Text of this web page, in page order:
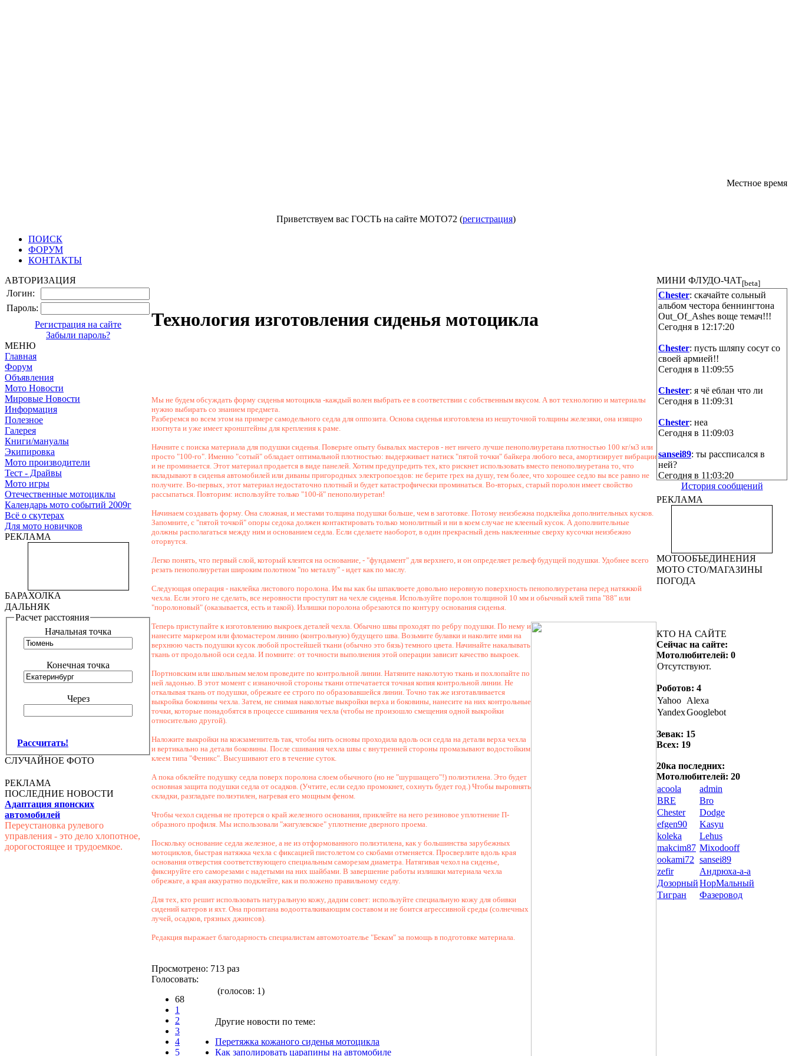
Местное время
Приветствуем вас ГОСТЬ на сайте МОТО72 (регистрация)
ПОИСК
ФОРУМ
КОНТАКТЫ
АВТОРИЗАЦИЯ
Логин:
Пароль:
Регистрация на сайте
Забыли пароль?
МЕНЮ
Главная
Форум
Объявления
Мото Новости
Мировые Новости
Информация
Полезное
Галерея
Книги/мануалы
Экипировка
Мото производители
Тест - Драйвы
Мото игры
Отечественные мотоциклы
Календарь мото событий 2009г
Всё о скутерах
Для мото новичков
РЕКЛАМА
БАРАХОЛКА
ДАЛЬНЯК
Расчет расстояния
Начальная точка
Конечная точка
Через
Рассчитать!
СЛУЧАЙНОЕ ФОТО
РЕКЛАМА
ПОСЛЕДНИЕ НОВОСТИ
Адаптация японских
автомобилей
Переустановка рулевого
управления - это дело хлопотное,
дорогостоящее и трудоемкое.
Технология изготовления сиденья мотоцикла
Мы не будем обсуждать форму сиденья мотоцикла -каждый волен выбрать ее в соответствии с собственным вкусом. А вот технологию и материалы
нужно выбирать со знанием предмета.
Разберемся во всем этом на примере самодельного седла для оппозита. Основа сиденья изготовлена из нешуточной толщины железяки, она изящно
изогнута и уже имеет кронштейны для крепления к раме.
Начните с поиска материала для подушки сиденья. Поверьте опыту бывалых мастеров - нет ничего лучше пенополиуретана плотностью 100 кг/м3 или
просто "100-го". Именно "сотый" обладает оптимальной плотностью: выдерживает натиск "пятой точки" байкера любого веса, амортизирует вибрации
и не проминается. Этот материал продается в виде панелей. Хотим предупредить тех, кто рискнет использовать вместо пенополиуретана то, что
вкладывают в сиденья автомобилей или диваны пригородных электропоездов: не берите грех на душу, тем более, что хорошее седло вы все равно не
получите. Во-первых, этот материал недостаточно плотный и будет катастрофически проминаться. Во-вторых, старый поролон имеет свойство
рассыпаться. Повторим: используйте только "100-й" пенополиуретан!
Начинаем создавать форму. Она сложная, и местами толщина подушки больше, чем в заготовке. Потому неизбежна подклейка дополнительных кусков.
Запомните, с "пятой точкой" опоры седока должен контактировать только монолитный и ни в коем случае не клееный кусок. А дополнительные
должны располагаться между ним и основанием седла. Если сделаете наоборот, в один прекрасный день наклеенные сверху кусочки неизбежно
оторвутся.
Легко понять, что первый слой, который клеится на основание, - "фундамент" для верхнего, и он определяет рельеф будущей подушки. Удобнее всего
резать пенополиуретан широким полотном "по металлу" - идет как по маслу.
Следующая операция - наклейка листового поролона. Им вы как бы шпаклюете довольно неровную поверхность пенополиуретана перед натяжкой
чехла. Если этого не сделать, все неровности проступят на чехле сиденья. Используйте поролон толщиной 10 мм и обычный клей типа "88" или
"поролоновый" (оказывается, есть и такой). Излишки поролона обрезаются по контуру основания сиденья.
Теперь приступайте к изготовлению выкроек деталей чехла. Обычно швы проходят по ребру подушки. По нему и
нанесите маркером или фломастером линию (контрольную) будущего шва. Возьмите булавки и наколите ими на
верхнюю часть подушки кусок любой простейшей ткани (обычно это бязь) темного цвета. Начинайте накалывать
ткань от продольной оси седла. И помните: от точности выполнения этой операции зависит качество выкроек.
Портновским или школьным мелом проведите по контрольной линии. Натяните наколотую ткань и похлопайте по
ней ладонью. В этот момент с изнаночной стороны ткани отпечатается точная копия контрольной линии. Не
откалывая ткань от подушки, обрежьте ее строго по образовавшейся линии. Точно так же изготавливается
выкройка боковины чехла. Затем, не снимая наколотые выкройки верха и боковины, нанесите на них контрольные
точки, которые понадобятся в процессе сшивания чехла (чтобы не произошло смещения одной выкройки
относительно другой).
Наложите выкройки на кожзаменитель так, чтобы нить основы проходила вдоль оси седла на детали верха чехла
и вертикально на детали боковины. После сшивания чехла швы с внутренней стороны промазывают водостойким
клеем типа "Феникс". Высушивают его в течение суток.
А пока обклейте подушку седла поверх поролона слоем обычного (но не "шуршащего"!) полиэтилена. Это будет
основная защита подушки седла от осадков. (Учтите, если седло промокнет, сохнуть будет год.) Чтобы выровнять
складки, разгладьте полиэтилен, нагревая его мощным феном.
Чтобы чехол сиденья не протерся о край железного основания, приклейте на него резиновое уплотнение П-
образного профиля. Мы использовали "жигулевское" уплотнение дверного проема.
Поскольку основание седла железное, а не из отформованного полиэтилена, как у большинства зарубежных
мотоциклов, быстрая натяжка чехла с фиксацией пистолетом со скобами отменяется. Просверлите вдоль края
основания отверстия соответствующего специальным саморезам диаметра. Натягивая чехол на сиденье,
фиксируйте его саморезами с надетыми на них шайбами. В завершение работы излишки материала чехла
обрежьте, а края аккуратно подклейте, как и положено правильному седлу.
Для тех, кто решит использовать натуральную кожу, дадим совет: используйте специальную кожу для обивки
сидений катеров и яхт. Она пропитана водоотталкивающим составом и не боится агрессивной среды (солнечных
лучей, осадков, грязных джинсов).
Редакция выражает благодарность специалистам автомотоателье "Бекам" за помощь в подготовке материала.
Просмотрено: 713 раз
Голосовать:
68
1
2
3
4
5
(голосов: 1)
Другие новости по теме:
Перетяжка кожаного сиденья мотоцикла
Как заполировать царапины на автомобиле
МИНИ ФЛУДО-ЧАТ[beta]
Chester: скачайте сольный
альбом честора беннингтона
Out_Of_Ashes воще темач!!!
Сегодня в 12:17:20
Chester: пусть шляпу сосут со
своей армией!!
Сегодня в 11:09:55
Chester: я чё еблан что ли
Сегодня в 11:09:31
Chester: неа
Сегодня в 11:09:03
sansei89: ты рассписался в
ней?
Сегодня в 11:03:20
sansei89: дождался
Сегодня в 11:03:12
Chester: сёдня повеску с
военкома притащили пидары!
Сегодня в 11:01:48
Chester: ёбана рот
Сегодня в 10:16:52
История сообщений
РЕКЛАМА
МОТООБЪЕДИНЕНИЯ
МОТО СТО/МАГАЗИНЫ
ПОГОДА
КТО НА САЙТЕ
Сейчас на сайте:
Мотолюбителей: 0
Отсутствуют.
Роботов: 4
Yahoo Alexa
YandexGooglebot
Зевак: 15
Всех: 19
20ка последних:
Мотолюбителей: 20
acoola
admin
BRE
Bro
Chester
Dodge
efgen90
Kasyu
koleka
Lehus
makcim87 Mixodooff
ookami72 sansei89
zefir
Андрюха-а-а
ДозорныйНорМальный
Тигран
Фазеровод